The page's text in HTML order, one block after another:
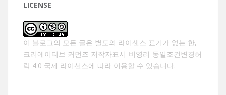
LICENSE
이 블로그의 모든 글은 별도의 라이센스 표기가 없는 한,
크리에이티브 커먼즈 저작자표시-비영리-동일조건변경허
락 4.0 국제 라이선스에 따라 이용할 수 있습니다.